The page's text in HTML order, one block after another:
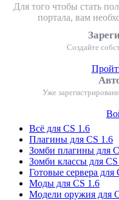
Для того чтобы стать
портала, вам
Создайте
Уже
Всё для CS 1.6
Плагины для CS 1.6
Зомби плагины для
Зомби классы для
Готовые сервера для
Моды для CS 1.6
Модели оружия для